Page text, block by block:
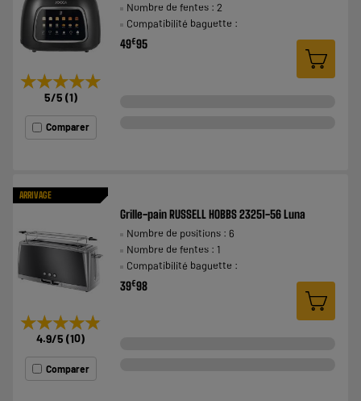
★★★★★
★★★★★
5/5 (1)
Comparer
Nombre de fentes : 2
Compatibilité baguette :
49€95
ARRIVAGE
★★★★★
★★★★★
4.9/5 (10)
Comparer
Grille-pain RUSSELL HOBBS 23251-56 Luna
Nombre de positions : 6
Nombre de fentes : 1
Compatibilité baguette :
39€98